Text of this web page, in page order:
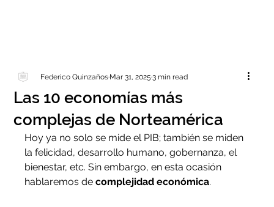
Las 10 economías más
complejas de Norteamérica
Federico QuinzañosMar 31, 20253 min read
Hoy ya no solo se mide el PIB; también se miden
la felicidad, desarrollo humano, gobernanza, el
bienestar, etc. Sin embargo, en esta ocasión
hablaremos de complejidad económica.